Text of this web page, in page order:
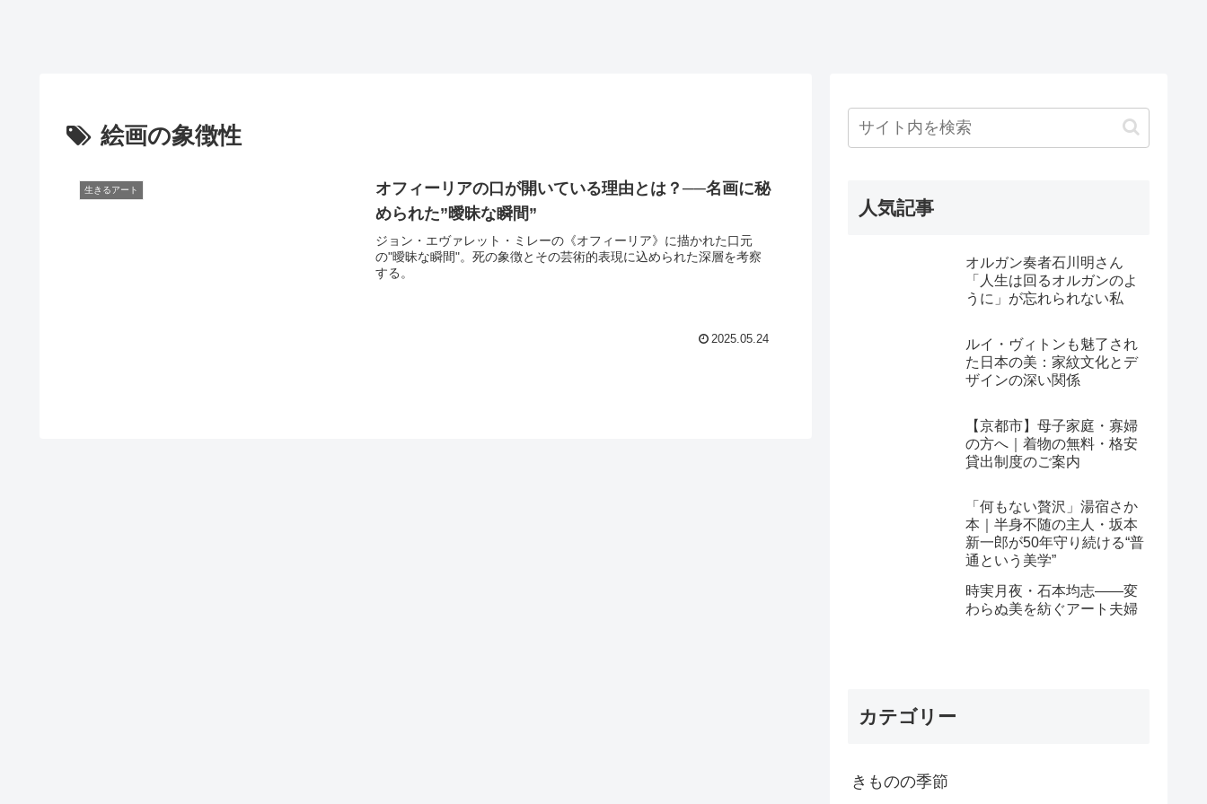
絵画の象徴性
生きるアート
オフィーリアの口が開いている理由とは？──名画に秘
められた”曖昧な瞬間”
ジョン・エヴァレット・ミレーの《オフィーリア》に描かれた口元
の"曖昧な瞬間"。死の象徴とその芸術的表現に込められた深層を考察
する。
2025.05.24
人気記事
オルガン奏者石川明さん
「人生は回るオルガンのよ
うに」が忘れられない私
ルイ・ヴィトンも魅了され
た日本の美：家紋文化とデ
ザインの深い関係
【京都市】母子家庭・寡婦
の方へ｜着物の無料・格安
貸出制度のご案内
「何もない贅沢」湯宿さか
本｜半身不随の主人・坂本
新一郎が50年守り続ける“普
通という美学”
時実月夜・石本均志——変
わらぬ美を紡ぐアート夫婦
カテゴリー
きものの季節